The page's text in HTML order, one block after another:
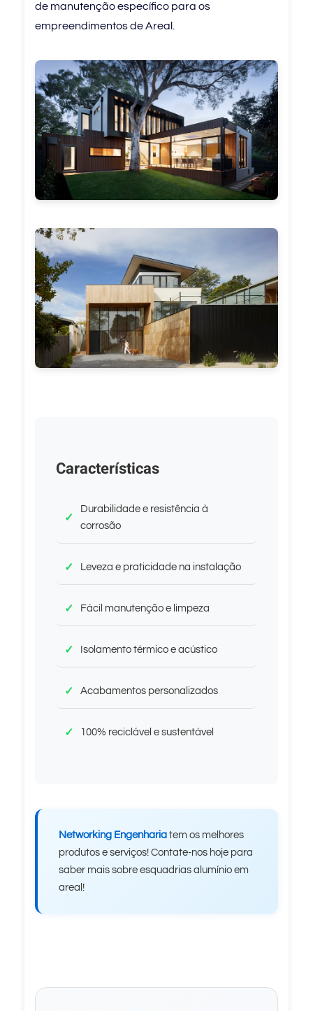
de manutenção específico para os
empreendimentos de Areal.
Características
Durabilidade e resistência à
corrosão
Leveza e praticidade na instalação
Fácil manutenção e limpeza
Isolamento térmico e acústico
Acabamentos personalizados
100% reciclável e sustentável
Networking Engenharia tem os melhores
produtos e serviços! Contate-nos hoje para
saber mais sobre esquadrias alumínio em
areal!